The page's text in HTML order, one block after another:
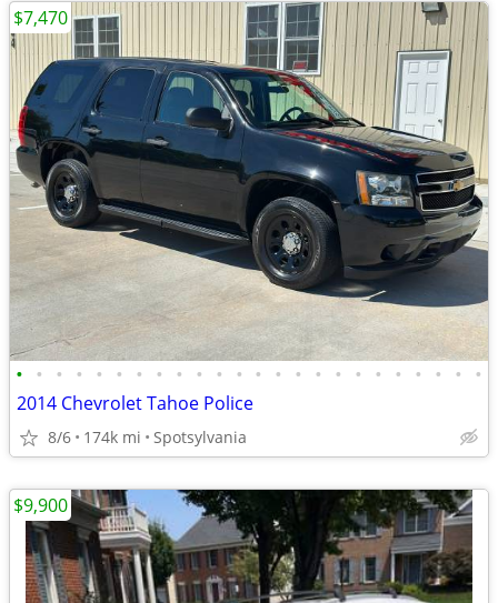
• • • • • • • • • • • • • • • • • • • • • • • •
2014 Chevrolet Tahoe Police
8/6 174k mi Spotsylvania
$7,470
$9,900